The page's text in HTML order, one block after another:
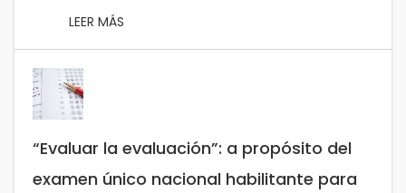
LEER MÁS
“Evaluar la evaluación”: a propósito del
examen único nacional habilitante para